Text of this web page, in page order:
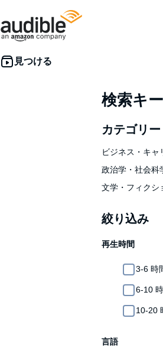
検索キ
カテゴリー
ビジネス・キャ
政治学・社会科
文学・フィクシ
絞り込み
再生時間
3-6 時
6-10
10-20
言語